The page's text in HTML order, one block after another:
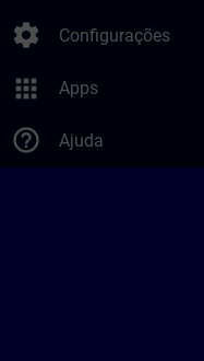
settings Configurações
apps Apps
help_outline Ajuda